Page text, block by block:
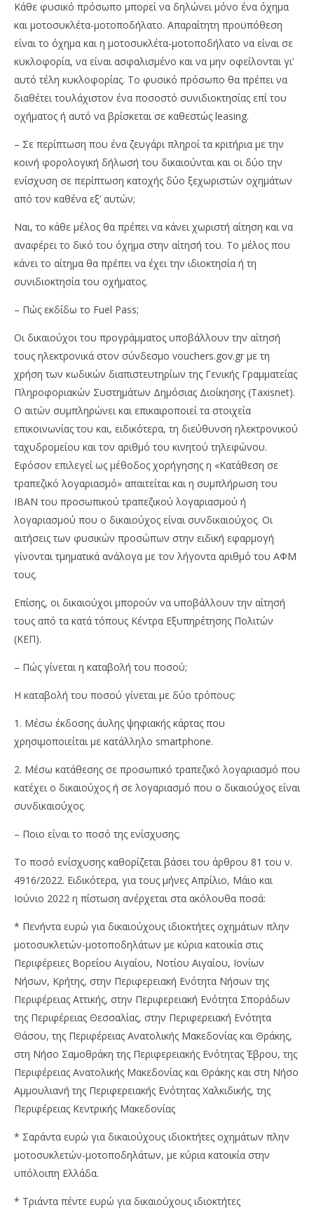
Κάθε φυσικό πρόσωπο μπορεί να δηλώνει μόνο ένα όχημα
και μοτοσυκλέτα-μοτοποδήλατο. Απαραίτητη προϋπόθεση
είναι το όχημα και η μοτοσυκλέτα-μοτοποδήλατο να είναι σε
κυκλοφορία, να είναι ασφαλισμένο και να μην οφείλονται γι’
αυτό τέλη κυκλοφορίας. Το φυσικό πρόσωπο θα πρέπει να
διαθέτει τουλάχιστον ένα ποσοστό συνιδιοκτησίας επί του
οχήματος ή αυτό να βρίσκεται σε καθεστώς leasing.
– Σε περίπτωση που ένα ζευγάρι πληροί τα κριτήρια με την
κοινή φορολογική δήλωσή του δικαιούνται και οι δύο την
ενίσχυση σε περίπτωση κατοχής δύο ξεχωριστών οχημάτων
από τον καθένα εξ’ αυτών;
Ναι, το κάθε μέλος θα πρέπει να κάνει χωριστή αίτηση και να
αναφέρει το δικό του όχημα στην αίτησή του. Το μέλος που
κάνει το αίτημα θα πρέπει να έχει την ιδιοκτησία ή τη
συνιδιοκτησία του οχήματος.
– Πώς εκδίδω το Fuel Pass;
Οι δικαιούχοι του προγράμματος υποβάλλουν την αίτησή
τους ηλεκτρονικά στον σύνδεσμο vouchers.gov.gr με τη
χρήση των κωδικών διαπιστευτηρίων της Γενικής Γραμματείας
Πληροφοριακών Συστημάτων Δημόσιας Διοίκησης (Taxisnet).
Ο αιτών συμπληρώνει και επικαιροποιεί τα στοιχεία
επικοινωνίας του και, ειδικότερα, τη διεύθυνση ηλεκτρονικού
ταχυδρομείου και τον αριθμό του κινητού τηλεφώνου.
Εφόσον επιλεγεί ως μέθοδος χορήγησης η «Κατάθεση σε
τραπεζικό λογαριασμό» απαιτείται και η συμπλήρωση του
IBAN του προσωπικού τραπεζικού λογαριασμού ή
λογαριασμού που ο δικαιούχος είναι συνδικαιούχος. Οι
αιτήσεις των φυσικών προσώπων στην ειδική εφαρμογή
γίνονται τμηματικά ανάλογα με τον λήγοντα αριθμό του ΑΦΜ
τους.
Επίσης, οι δικαιούχοι μπορούν να υποβάλλουν την αίτησή
τους από τα κατά τόπους Κέντρα Εξυπηρέτησης Πολιτών
(ΚΕΠ).
– Πώς γίνεται η καταβολή του ποσού;
H καταβολή του ποσού γίνεται με δύο τρόπους:
1. Μέσω έκδοσης άυλης ψηφιακής κάρτας που
χρησιμοποιείται με κατάλληλο smartphone.
2. Μέσω κατάθεσης σε προσωπικό τραπεζικό λογαριασμό που
κατέχει ο δικαιούχος ή σε λογαριασμό που ο δικαιούχος είναι
συνδικαιούχος.
– Ποιο είναι το ποσό της ενίσχυσης;
Το ποσό ενίσχυσης καθορίζεται βάσει του άρθρου 81 του ν.
4916/2022. Ειδικότερα, για τους μήνες Απρίλιο, Μάιο και
Ιούνιο 2022 η πίστωση ανέρχεται στα ακόλουθα ποσά:
* Πενήντα ευρώ για δικαιούχους ιδιοκτήτες οχημάτων πλην
μοτοσυκλετών-μοτοποδηλάτων με κύρια κατοικία στις
Περιφέρειες Βορείου Αιγαίου, Νοτίου Αιγαίου, Ιονίων
Νήσων, Κρήτης, στην Περιφερειακή Ενότητα Νήσων της
Περιφέρειας Αττικής, στην Περιφερειακή Ενότητα Σποράδων
της Περιφέρειας Θεσσαλίας, στην Περιφερειακή Ενότητα
Θάσου, της Περιφέρειας Ανατολικής Μακεδονίας και Θράκης,
στη Νήσο Σαμοθράκη της Περιφερειακής Ενότητας Έβρου, της
Περιφέρειας Ανατολικής Μακεδονίας και Θράκης και στη Νήσο
Αμμουλιανή της Περιφερειακής Ενότητας Χαλκιδικής, της
Περιφέρειας Κεντρικής Μακεδονίας
* Σαράντα ευρώ για δικαιούχους ιδιοκτήτες οχημάτων πλην
μοτοσυκλετών-μοτοποδηλάτων, με κύρια κατοικία στην
υπόλοιπη Ελλάδα.
* Τριάντα πέντε ευρώ για δικαιούχους ιδιοκτήτες